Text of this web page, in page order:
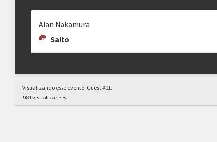
Alan Nakamura
Saito
Visualizando esse evento: Guest #01.
981 visualizações